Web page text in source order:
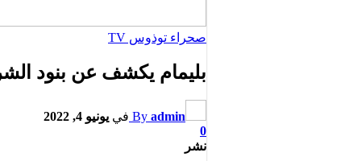
صحراء توذوس TV
بليمام يكشف عن بنود
By admin في يونيو 4, 2022
0
نشر